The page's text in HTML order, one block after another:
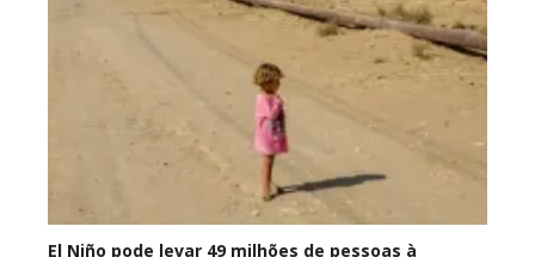
El Niño pode levar 49 milhões de pessoas à